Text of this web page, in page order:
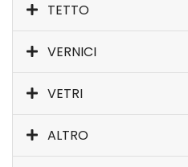
TETTO
VERNICI
VETRI
ALTRO